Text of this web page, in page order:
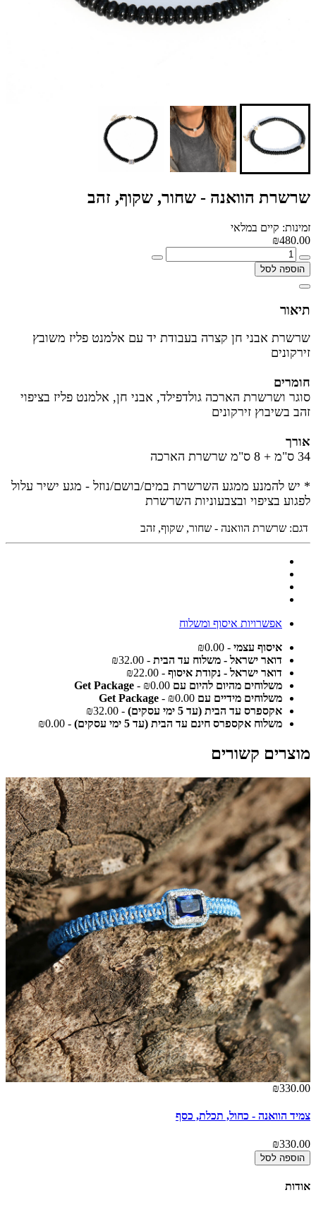
שרשרת הוואנה - שחור, שקוף, זהב
זמינות: קיים במלאי
₪480.00
הוספה לסל
תיאור
שרשרת אבני חן קצרה בעבודת יד עם אלמנט פליז משובץ
זירקונים
חומרים
סוגר ושרשרת הארכה גולדפילד, אבני חן, אלמנט פליז בציפוי
זהב בשיבוץ זירקונים
אורך
34 ס"מ + 8 ס"מ שרשרת הארכה
* יש להמנע ממגע השרשרת במים/בושם/נוזל - מגע ישיר עלול
לפגוע בציפוי ובצבעוניות השרשרת
דגם: שרשרת הוואנה - שחור, שקוף, זהב
אפשרויות איסוף ומשלוח
איסוף עצמי - ₪0.00
דואר ישראל - משלוח עד הבית - ₪32.00
דואר ישראל - נקודת איסוף - ₪22.00
משלוחים מהיום להיום עם Get Package - ₪0.00
משלוחים מידיים עם Get Package - ₪0.00
אקספרס עד הבית (עד 5 ימי עסקים)
- ₪32.00
משלוח אקספרס חינם עד הבית (עד 5 ימי עסקים)
- ₪0.00
מוצרים קשורים
₪330.00
צמיד הוואנה - כחול, תכלת, כסף
₪330.00
הוספה לסל
אודות